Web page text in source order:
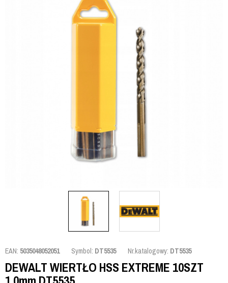
EAN: 5035048052051 Symbol: DT5535 Nr.katalogowy: DT5535
DEWALT WIERTŁO HSS EXTREME 10SZT